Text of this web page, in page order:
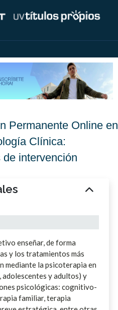
Permanente Online en
Clínica:
intervención
enseñar, de forma
y los tratamientos más
mediante la psicoterapia en
y adultos) y
psicológicas: cognitivo-
familiar, terapia